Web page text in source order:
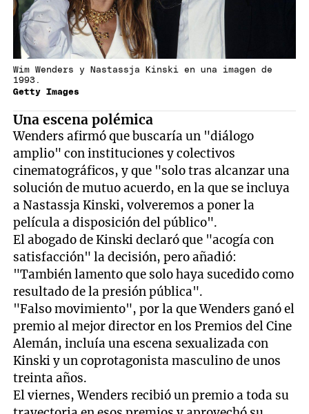
Getty Images
Wim Wenders y Nastassja Kinski en una imagen de
1993.
Una escena polémica
Wenders afirmó que buscaría un "diálogo
amplio" con instituciones y colectivos
cinematográficos, y que "solo tras alcanzar una
solución de mutuo acuerdo, en la que se incluya
a Nastassja Kinski, volveremos a poner la
película a disposición del público".
El abogado de Kinski declaró que "acogía con
satisfacción" la decisión, pero añadió:
"También lamento que solo haya sucedido como
resultado de la presión pública".
"Falso movimiento", por la que Wenders ganó el
premio al mejor director en los Premios del Cine
Alemán, incluía una escena sexualizada con
Kinski y un coprotagonista masculino de unos
treinta años.
El viernes, Wenders recibió un premio a toda su